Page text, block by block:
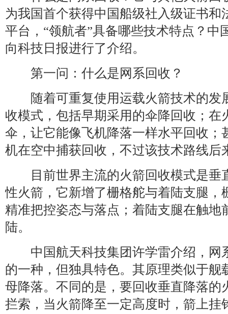
为我国首个获得中国船级社入级证书和
平台，“领航者”具备哪些技术特点？中
向科技日报进行了介绍。
第一问：什么是网系回收？
随着可重复使用运载火箭技术的发
收模式，包括早期采用的伞降回收；在
伞，让它能像飞机降落一样水平回收；
机在空中捕获回收，不过该技术路线后
目前世界主流的火箭回收模式是垂
性火箭，它新增了栅格舵与着陆支腿，
精准把控姿态与落点；着陆支腿在触地
陆。
中国航天科技集团许学雷介绍，网
的一种，但独具特色。其原理类似于舰
母降落。不同的是，要回收垂直降落的
拦索，当火箭降至一定高度时，箭上挂